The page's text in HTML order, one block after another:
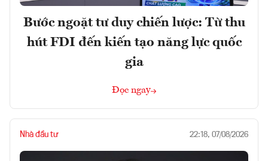
Bước ngoặt tư duy chiến lược: Từ thu
hút FDI đến kiến tạo năng lực quốc
gia
Đọc ngay
Nhà đầu tư 22:18, 07/08/2026